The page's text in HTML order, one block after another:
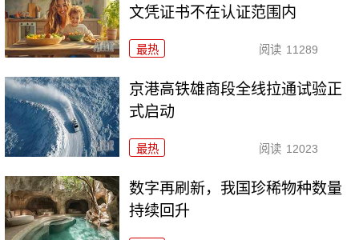
文凭证书不在认证范围内
最热 阅读 11289
京港高铁雄商段全线拉通试验正
式启动
最热 阅读 12023
数字再刷新，我国珍稀物种数量
持续回升